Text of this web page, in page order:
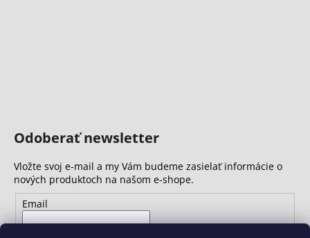
Odoberať newsletter
Vložte svoj e-mail a my Vám budeme zasielať informácie o
nových produktoch na našom e-shope.
Email